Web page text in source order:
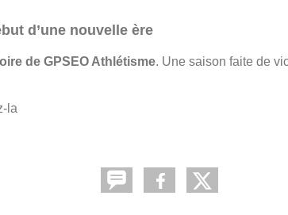
d’une nouvelle ère
de GPSEO Athlétisme. Une saison faite de
la